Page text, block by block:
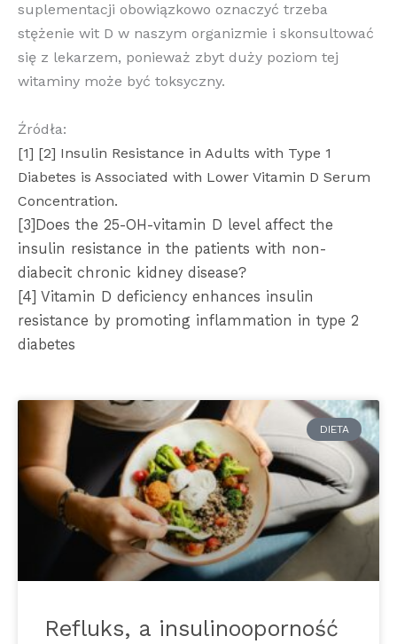
suplementacji obowiązkowo oznaczyć trzeba
stężenie wit D w naszym organizmie i skonsultować
się z lekarzem, ponieważ zbyt duży poziom tej
witaminy może być toksyczny.
Źródła:
[1] [2] Insulin Resistance in Adults with Type 1
Diabetes is Associated with Lower Vitamin D Serum
Concentration.
[3]Does the 25-OH-vitamin D level affect the
insulin resistance in the patients with non-
diabecit chronic kidney disease?
[4] Vitamin D deficiency enhances insulin
resistance by promoting inflammation in type 2
diabetes
DIETA
Refluks, a insulinooporność